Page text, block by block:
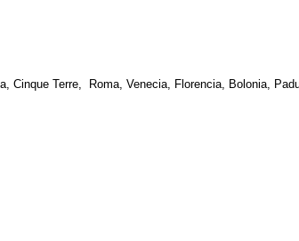
Cinque Terre, Roma, Venecia, Florencia, Bolonia,